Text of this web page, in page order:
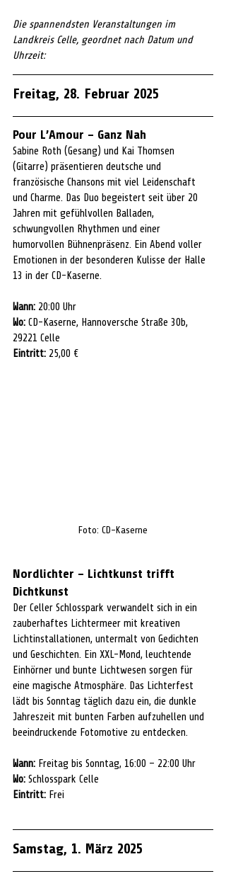
Die spannendsten Veranstaltungen im
Landkreis Celle, geordnet nach Datum und
Uhrzeit:
Freitag, 28. Februar 2025
Pour L’Amour – Ganz Nah
Sabine Roth (Gesang) und Kai Thomsen
(Gitarre) präsentieren deutsche und
französische Chansons mit viel Leidenschaft
und Charme. Das Duo begeistert seit über 20
Jahren mit gefühlvollen Balladen,
schwungvollen Rhythmen und einer
humorvollen Bühnenpräsenz. Ein Abend voller
Emotionen in der besonderen Kulisse der Halle
13 in der CD-Kaserne.
Wann: 20:00 Uhr
Wo: CD-Kaserne, Hannoversche Straße 30b,
29221 Celle
Eintritt: 25,00 €
Foto: CD-Kaserne
Nordlichter – Lichtkunst trifft
Dichtkunst
Der Celler Schlosspark verwandelt sich in ein
zauberhaftes Lichtermeer mit kreativen
Lichtinstallationen, untermalt von Gedichten
und Geschichten. Ein XXL-Mond, leuchtende
Einhörner und bunte Lichtwesen sorgen für
eine magische Atmosphäre. Das Lichterfest
lädt bis Sonntag täglich dazu ein, die dunkle
Jahreszeit mit bunten Farben aufzuhellen und
beeindruckende Fotomotive zu entdecken.
Wann: Freitag bis Sonntag, 16:00 – 22:00 Uhr
Wo: Schlosspark Celle
Eintritt: Frei
Samstag, 1. März 2025